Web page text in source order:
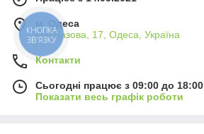
м. Одеса
вул.Базова, 17, Одеса, Україна
Контакти
Сьогодні працює з 09:00 до 18:00
Показати весь графік роботи
КНОПКА
ЗВ'ЯЗКУ